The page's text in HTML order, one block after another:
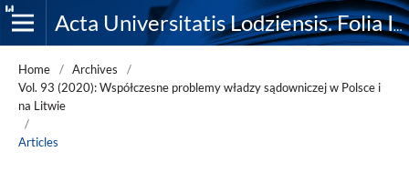
Acta Universitatis Lodziensis. Folia Iuridica
Home / Archives
/
Vol. 93 (2020): Współczesne problemy władzy sądowniczej w Polsce i
na Litwie
/
Articles